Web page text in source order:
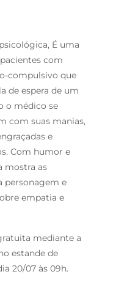
É uma
com
compulsivo que
de espera de um
o médico se
com suas manias,
e
Com humor e
mostra as
personagem e
empatia e
mediante a
estande de
20/07 às 09h.